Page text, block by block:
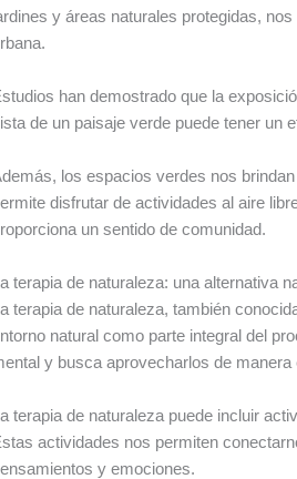
y áreas naturales protegidas,
han demostrado que la
de un paisaje verde puede tener un
los espacios verdes nos
disfrutar de actividades al aire
un sentido de comunidad.
terapia de naturaleza: una alternativa
terapia de naturaleza, también
natural como parte integral del
y busca aprovecharlos de
terapia de naturaleza puede incluir
actividades nos permiten
y emociones.